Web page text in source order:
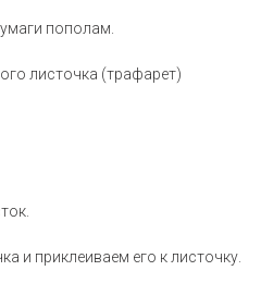
пополам.
листочка (трафарет)
и приклеиваем его к листочку.